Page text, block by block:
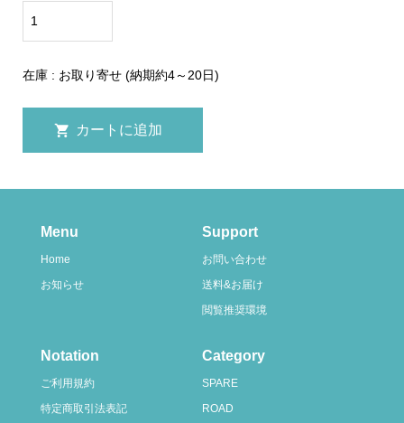
在庫 : お取り寄せ (納期約4～20日)
Menu
Home
お知らせ
Support
お問い合わせ
送料&お届け
閲覧推奨環境
Notation
ご利用規約
特定商取引法表記
Category
SPARE
ROAD